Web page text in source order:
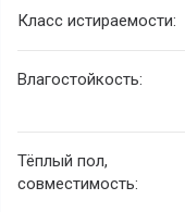
Класс истираемости:
Влагостойкость:
Тёплый пол,
совместимость: